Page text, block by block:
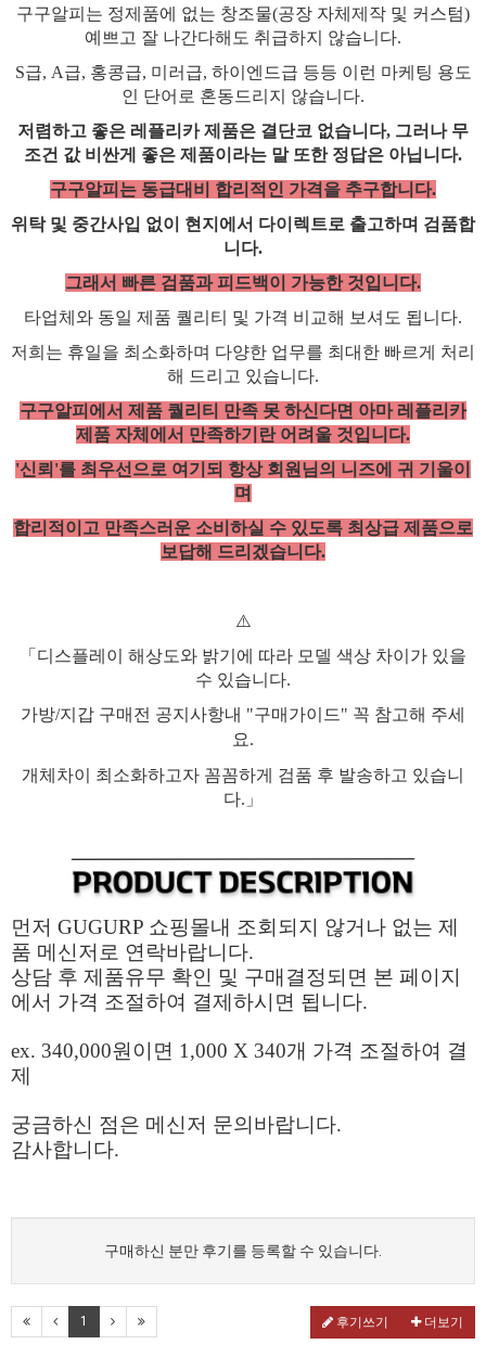
구구알피는 정제품에 없는 창조물(공장 자체제작 및 커스텀)
예쁘고 잘 나간다해도 취급하지 않습니다.
S급, A급, 홍콩급, 미러급, 하이엔드급 등등 이런 마케팅 용도
인 단어로 혼동드리지 않습니다.
저렴하고 좋은 레플리카 제품은 결단코 없습니다, 그러나 무
조건 값 비싼게 좋은 제품이라는 말 또한 정답은 아닙니다.
구구알피는 동급대비 합리적인 가격을 추구합니다.
위탁 및 중간사입 없이 현지에서 다이렉트로 출고하며 검품합
니다.
그래서 빠른 검품과 피드백이 가능한 것입니다.
타업체와 동일 제품 퀄리티 및 가격 비교해 보셔도 됩니다.
저희는 휴일을 최소화하며 다양한 업무를 최대한 빠르게 처리
해 드리고 있습니다.
구구알피에서 제품 퀄리티 만족 못 하신다면 아마 레플리카
제품 자체에서 만족하기란 어려울 것입니다.
'신뢰'를 최우선으로 여기되 항상 회원님의 니즈에 귀 기울이
며
합리적이고 만족스러운 소비하실 수 있도록 최상급 제품으로
보답해 드리겠습니다.
⚠️
「디스플레이 해상도와 밝기에 따라 모델 색상 차이가 있을
수 있습니다.
가방/지갑 구매전 공지사항내 "구매가이드" 꼭 참고해 주세
요.
개체차이 최소화하고자 꼼꼼하게 검품 후 발송하고 있습니
다.」
먼저 GUGURP 쇼핑몰내 조회되지 않거나 없는 제
품 메신저로 연락바랍니다.
상담 후 제품유무 확인 및 구매결정되면 본 페이지
에서 가격 조절하여 결제하시면 됩니다.
ex. 340,000원이면 1,000 X 340개 가격 조절하여 결
제
궁금하신 점은 메신저 문의바랍니다.
감사합니다.
구매하신 분만 후기를 등록할 수 있습니다.
1 후기쓰기 더보기